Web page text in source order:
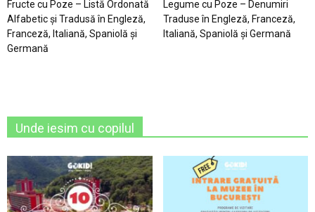
Fructe cu Poze – Listă Ordonată
Alfabetic şi Tradusă în Engleză,
Franceză, Italiană, Spaniolă şi
Germană
Legume cu Poze – Denumiri
Traduse în Engleză, Franceză,
Italiană, Spaniolă şi Germană
Unde iesim cu copilul